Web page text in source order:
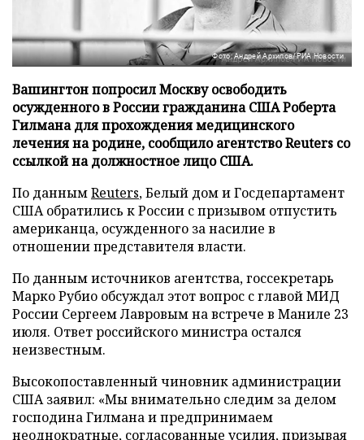
Фото: Андрей Архипов/РИА Новости
Вашингтон попросил Москву освободить
осужденного в России гражданина США Роберта
Гилмана для прохождения медицинского
лечения на родине, сообщило агентство Reuters со
ссылкой на должностное лицо США.
По даннымReuters, Белый дом и Госдепартамент
США обратились к России с призывом отпустить
американца, осужденного за насилие в
отношении представителя власти.
По данным источников агентства, госсекретарь
Марко Рубио обсуждал этот вопрос с главой МИД
России Сергеем Лавровым на встрече в Маниле 23
июля. Ответ российского министра остался
неизвестным.
Высокопоставленный чиновник администрации
США заявил: «Мы внимательно следим за делом
господина Гилмана и предпринимаем
неоднократные, согласованные усилия, призывая